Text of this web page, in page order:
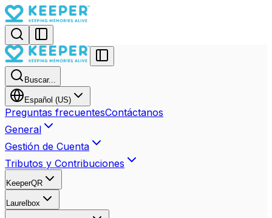
Buscar...
Español (US)
Preguntas frecuentesContáctanos
General
Gestión de Cuenta
Tributos y Contribuciones
KeeperQR
Laurelbox